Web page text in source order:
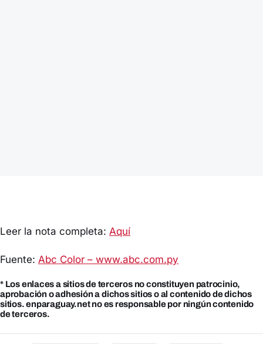
Leer la nota completa: Aquí
Fuente: Abc Color – www.abc.com.py
* Los enlaces a sitios de terceros no constituyen patrocinio,
aprobación o adhesión a dichos sitios o al contenido de dichos
sitios. enparaguay.net no es responsable por ningún contenido
de terceros.